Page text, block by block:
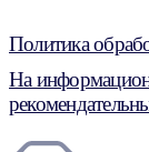
Политика
На